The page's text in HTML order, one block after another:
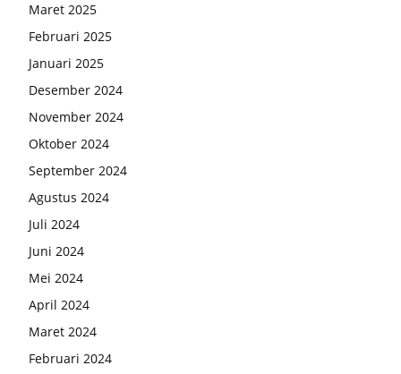
Maret 2025
Februari 2025
Januari 2025
Desember 2024
November 2024
Oktober 2024
September 2024
Agustus 2024
Juli 2024
Juni 2024
Mei 2024
April 2024
Maret 2024
Februari 2024